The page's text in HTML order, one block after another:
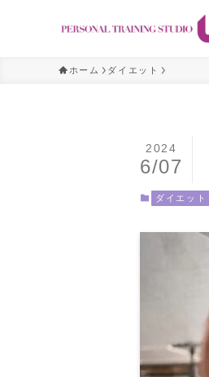
ホーム ダイエット
2024
6/07
ダイエット